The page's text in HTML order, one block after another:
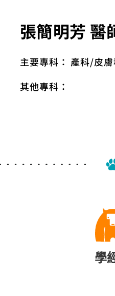
張簡明芳 醫
主要專科： 產科 皮
其他專科：
學